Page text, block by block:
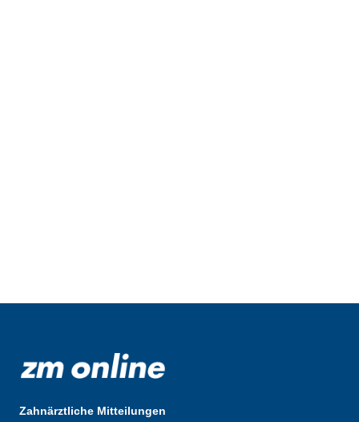
Zahnärztliche Mitteilungen